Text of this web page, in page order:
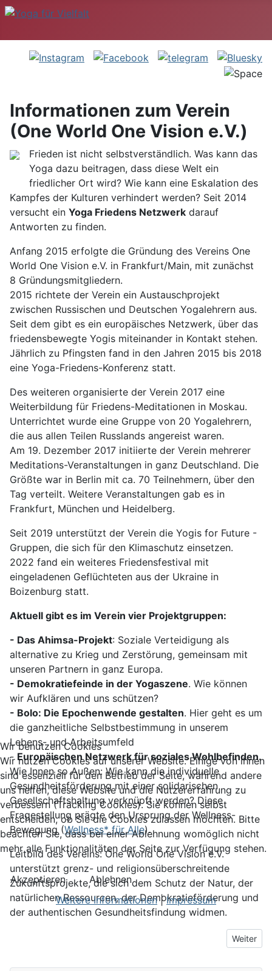
Informationen zum Verein
(One World One Vision e.V.)
Frieden ist nicht selbstverständlich. Was kann das
Yoga dazu beitragen, dass diese Welt ein
friedlicher Ort wird? Wie kann eine Eskalation des
Kampfes der Kulturen verhindert werden? Seit 2014
versucht ein Yoga Friedens Netzwerk darauf
Antworten zu finden.
Anfang 2015 erfolgte die Gründung des Vereins One
World One Vision e.V. in Frankfurt/Main, mit zunächst
8 Gründungsmitgliedern.
2015 richtete der Verein ein Austauschprojekt
zwischen Russischen und Deutschen Yogalehrern aus.
Seit dem gibt es ein europäisches Netzwerk, über das
friedensbewegte Yogis miteinander in Kontakt stehen.
Jährlich zu Pfingsten fand in den Jahren 2015 bis 2018
eine Yoga-Friedens-Konferenz statt.
Des weiteren organisierte der Verein 2017 eine
Weiterbildung für Friedens-Meditationen in Moskau.
Unterrichtet wurde eine Gruppe von 20 Yogalehrern,
die aus allen Teilen Russlands angereist waren.
Am 19. Dezember 2017 initiierte der Verein mehrerer
Meditations-Veranstaltungen in ganz Deutschland. Die
Größte war in Berlin mit ca. 70 Teilnehmern, über den
Tag verteilt. Weitere Veranstaltungen gab es in
Frankfurt, München und Heidelberg.
Seit 2019 unterstützt der Verein die Yogis for Future -
Gruppen, die sich für den Klimaschutz einsetzen.
2022 fand ein weiteres Friedensfestival mit
eingeladenen Geflüchteten aus der Ukraine in
Boizenburg statt.
Aktuell gibt es im Verein vier Projektgruppen:
- Das Ahimsa-Projekt: Soziale Verteidigung als
alternative zu Krieg und Zerstörung, gemeinsam mit
unseren Partnern in ganz Europa.
- Demokratiefeinde in der Yogaszene. Wie können
wir Aufklären und uns schützen?
- Bolo: Die Epochenwende gestalten. Hier geht es um
die ganzheitliche Selbstbestimmung in unserem
Lebens- und Arbeitsumfeld
- Europäischen Netzwerk für soziales Wohlbefinden.
Wie Innen so Außen: Wie kann die individuelle
Gesundheitsförderung mit einer solidarischen
Gesellschaftshaltung verknüpft werden? Diese
Fragestellung prägte den Ursprung der Wellness-
Bewegung (Wellness* für Alle).
Leitbild des Vereins: One World One Vision e.V.
unterstützt grenz- und religionsüberschreitende
Zukunftsprojekte, die sich dem Schutz der Natur, der
natürlichen Ressourcen, der Demokratieförderung und
der authentischen Gesundheitsfindung widmen.
Nächster
Weiter
Wir benutzen Cookies
Wir nutzen Cookies auf unserer Website. Einige von ihnen
sind essenziell für den Betrieb der Seite, während andere
uns helfen, diese Website und die Nutzererfahrung zu
verbessern (Tracking Cookies). Sie können selbst
entscheiden, ob Sie die Cookies zulassen möchten. Bitte
beachten Sie, dass bei einer Ablehnung womöglich nicht
mehr alle Funktionalitäten der Seite zur Verfügung stehen.
Akzeptieren
Ablehnen
Weitere Informationen|Impressum